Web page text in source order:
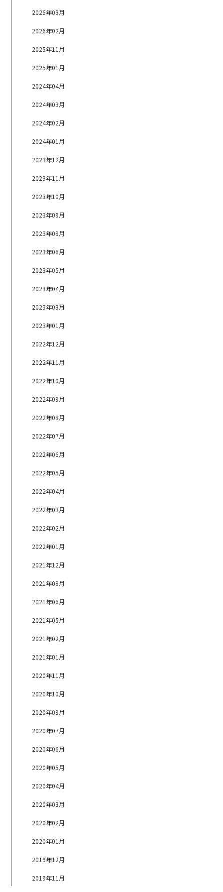
2026年03月
2026年02月
2025年11月
2025年01月
2024年04月
2024年03月
2024年02月
2024年01月
2023年12月
2023年11月
2023年10月
2023年09月
2023年08月
2023年06月
2023年05月
2023年04月
2023年03月
2023年01月
2022年12月
2022年11月
2022年10月
2022年09月
2022年08月
2022年07月
2022年06月
2022年05月
2022年04月
2022年03月
2022年02月
2022年01月
2021年12月
2021年08月
2021年06月
2021年05月
2021年02月
2021年01月
2020年11月
2020年10月
2020年09月
2020年07月
2020年06月
2020年05月
2020年04月
2020年03月
2020年02月
2020年01月
2019年12月
2019年11月